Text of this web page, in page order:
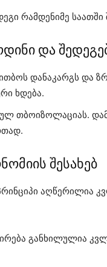
რამდენიმე საათში
და
დანაკარგს და
ხდება.
თბოიზოლაციას.
შესახებ
აღწერილია
განხილულია